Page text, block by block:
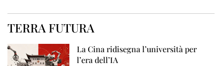
TERRA FUTURA
La Cina ridisegna l’università per
l’era dell’IA